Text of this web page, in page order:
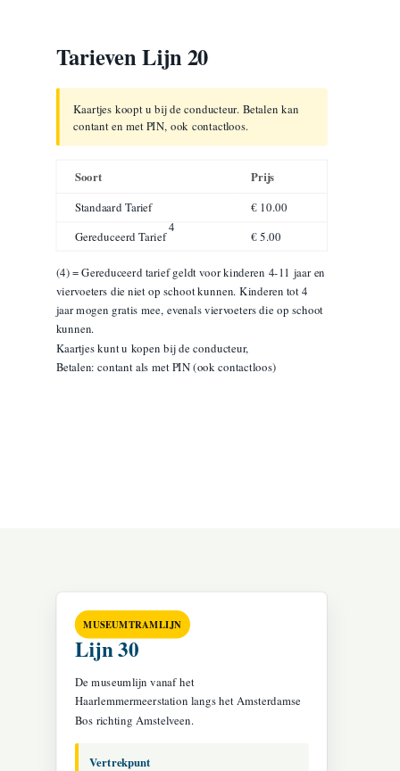
Tarieven Lijn 20
Kaartjes koopt u bij de conducteur. Betalen kan
contant en met PIN, ook contactloos.
Soort Prijs
Standaard Tarief
€ 10.00
Gereduceerd Tarief
4
€ 5.00
(4) = Gereduceerd tarief geldt voor kinderen 4-11 jaar en
viervoeters die niet op schoot kunnen. Kinderen tot 4
jaar mogen gratis mee, evenals viervoeters die op schoot
kunnen.
Kaartjes kunt u kopen bij de conducteur,
Betalen: contant als met PIN (ook contactloos)
MUSEUMTRAMLIJN
Lijn 30
De museumlijn vanaf het
Haarlemmermeerstation langs het Amsterdamse
Bos richting Amstelveen.
Vertrekpunt